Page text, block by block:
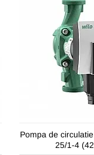
Pompa de
25/1-4